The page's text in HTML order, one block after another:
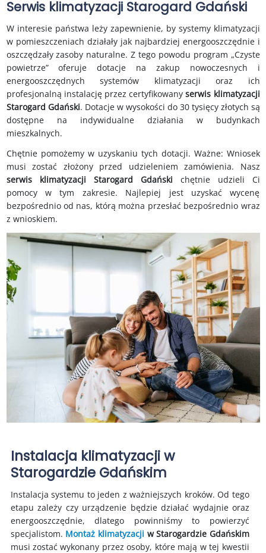
Serwis klimatyzacji Starogard Gdański
W interesie państwa leży zapewnienie, by systemy klimatyzacji
w pomieszczeniach działały jak najbardziej energooszczędnie i
oszczędzały zasoby naturalne. Z tego powodu program „Czyste
powietrze” oferuje dotacje na zakup nowoczesnych i
energooszczędnych systemów klimatyzacji oraz ich
profesjonalną instalację przez certyfikowanyserwis klimatyzacji
Starogard Gdański. Dotacje w wysokości do 30 tysięcy złotych są
dostępne na indywidualne działania w budynkach
mieszkalnych.
Chętnie pomożemy w uzyskaniu tych dotacji. Ważne: Wniosek
musi zostać złożony przed udzieleniem zamówienia. Nasz
serwis klimatyzacji Starogard Gdański chętnie udzieli Ci
pomocy w tym zakresie. Najlepiej jest uzyskać wycenę
bezpośrednio od nas, którą można przesłać bezpośrednio wraz
z wnioskiem.
Instalacja klimatyzacji w
Starogardzie Gdańskim
Instalacja systemu to jeden z ważniejszych kroków. Od tego
etapu zależy czy urządzenie będzie działać wydajnie oraz
energooszczędnie, dlatego powinniśmy to powierzyć
specjalistom. Montaż klimatyzacji w Starogardzie Gdańskim
musi zostać wykonany przez osoby, które mają w tej kwestii